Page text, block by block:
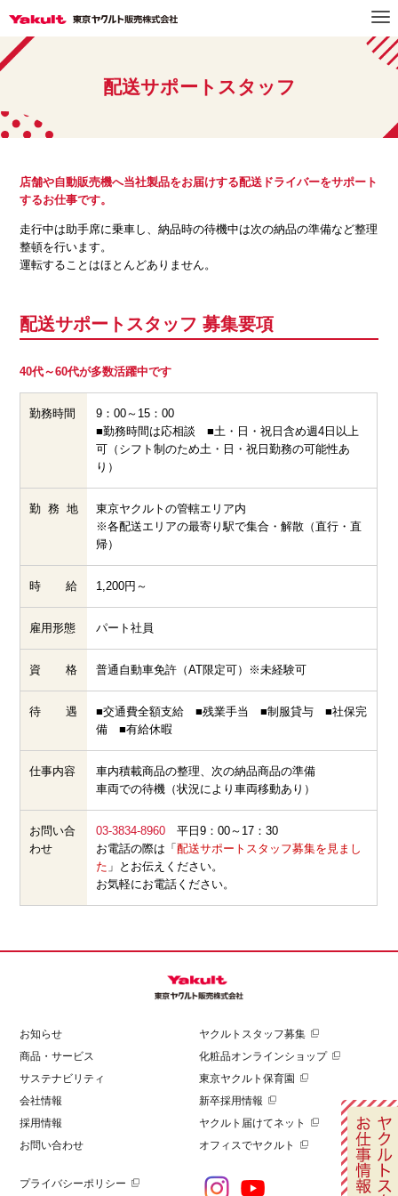
配送サポートスタッフ
店舗や自動販売機へ当社製品をお届けする配送ドライバーをサポート
するお仕事です。
走行中は助手席に乗車し、納品時の待機中は次の納品の準備など整理
整頓を行います。
運転することはほとんどありません。
配送サポートスタッフ 募集要項
40代～60代が多数活躍中です
勤務時間
9：00～15：00
■勤務時間は応相談 ■土・日・祝日含め週4日以上
可（シフト制のため土・日・祝日勤務の可能性あ
り）
勤 務 地
東京ヤクルトの管轄エリア内
※各配送エリアの最寄り駅で集合・解散（直行・直
帰）
時 給 1,200円～
雇用形態 パート社員
資 格 普通自動車免許（AT限定可）※未経験可
待 遇
■交通費全額支給 ■残業手当 ■制服貸与 ■社保完
備 ■有給休暇
仕事内容
車内積載商品の整理、次の納品商品の準備
車両での待機（状況により車両移動あり）
お問い合
わせ
03-3834-8960 平日9：00～17：30
お電話の際は「配送サポートスタッフ募集を見まし
た 」とお伝えください。
お気軽にお電話ください。
お知らせ
商品・サービス
サステナビリティ
会社情報
採用情報
お問い合わせ
ヤクルトスタッフ募集
化粧品オンラインショップ
東京ヤクルト保育園
新卒採用情報
ヤクルト届けてネット
オフィスでヤクルト
プライバシーポリシー